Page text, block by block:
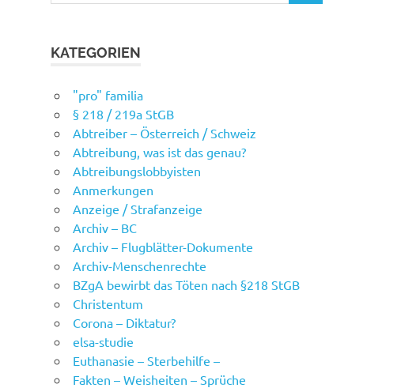
KATEGORIEN
"pro" familia
§ 218 / 219a StGB
Abtreiber – Österreich / Schweiz
Abtreibung, was ist das genau?
Abtreibungslobbyisten
Anmerkungen
Anzeige / Strafanzeige
Archiv – BC
Archiv – Flugblätter-Dokumente
Archiv-Menschenrechte
BZgA bewirbt das Töten nach §218 StGB
Christentum
Corona – Diktatur?
elsa-studie
Euthanasie – Sterbehilfe –
Fakten – Weisheiten – Sprüche